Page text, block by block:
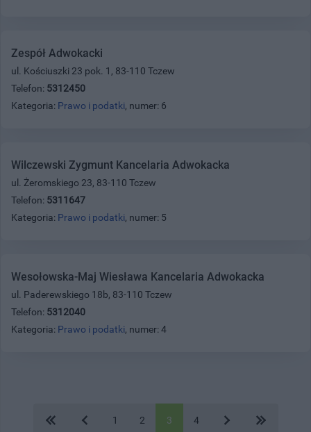
Zespół Adwokacki
ul. Kościuszki 23 pok. 1, 83-110 Tczew
Telefon: 5312450
Kategoria: Prawo i podatki, numer: 6
Wilczewski Zygmunt Kancelaria Adwokacka
ul. Żeromskiego 23, 83-110 Tczew
Telefon: 5311647
Kategoria: Prawo i podatki, numer: 5
Wesołowska-Maj Wiesława Kancelaria Adwokacka
ul. Paderewskiego 18b, 83-110 Tczew
Telefon: 5312040
Kategoria: Prawo i podatki, numer: 4
1 2 3 4